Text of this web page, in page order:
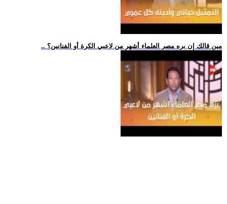
.. مين قالك إن بره مصر العلماء أشهر من لاعبي الكرة أو الفنانين؟